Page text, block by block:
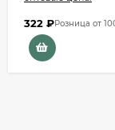
322 ₽Розница от